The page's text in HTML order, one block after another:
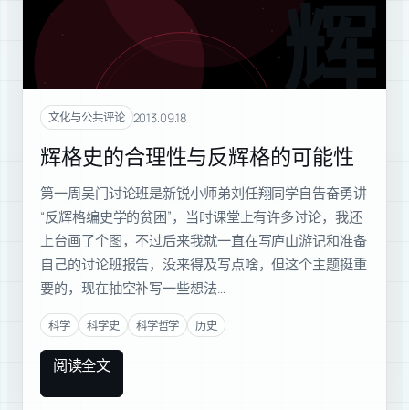
辉格
文化与公共评论 2013.09.18
辉格史的合理性与反辉格的可能性
第一周吴门讨论班是新锐小师弟刘任翔同学自告奋勇讲
“反辉格编史学的贫困”，当时课堂上有许多讨论，我还
上台画了个图，不过后来我就一直在写庐山游记和准备
自己的讨论班报告，没来得及写点啥，但这个主题挺重
要的，现在抽空补写一些想法…
科学 科学史 科学哲学 历史
阅读全文